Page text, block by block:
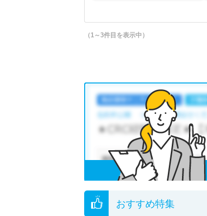
（1～3件目を表示中）
おすすめ特集